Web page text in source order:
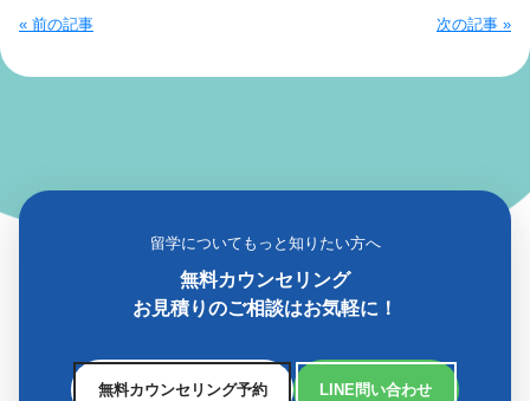
« 前の記事 次の記事 »
留学についてもっと知りたい方へ
無料カウンセリング
お見積りのご相談はお気軽に！
無料カウンセリング予約 LINE問い合わせ